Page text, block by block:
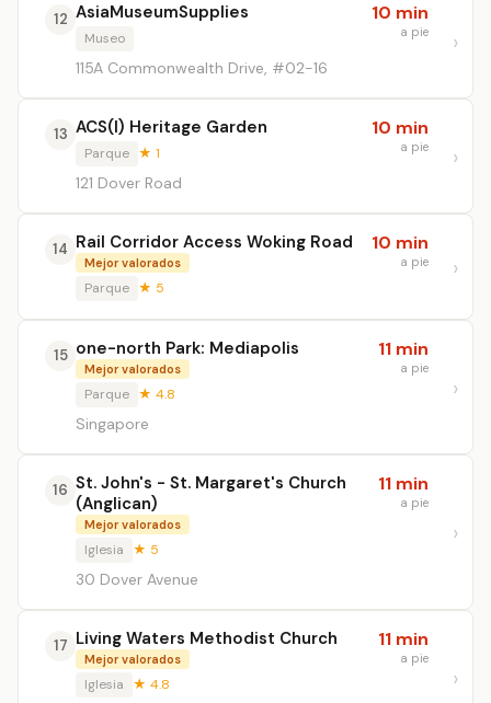
12 AsiaMuseumSupplies
Museo
115A Commonwealth Drive, #02-16
10 min
a pie
13 ACS(I) Heritage Garden
Parque ★ 1
121 Dover Road
10 min
a pie
14 Rail Corridor Access Woking Road
Mejor valorados
Parque ★ 5
10 min
a pie
15 one-north Park: Mediapolis
Mejor valorados
Parque ★ 4.8
Singapore
11 min
a pie
16 St. John's - St. Margaret's Church
(Anglican)
Mejor valorados
Iglesia ★ 5
30 Dover Avenue
11 min
a pie
17 Living Waters Methodist Church
Mejor valorados
Iglesia ★ 4.8
11 min
a pie